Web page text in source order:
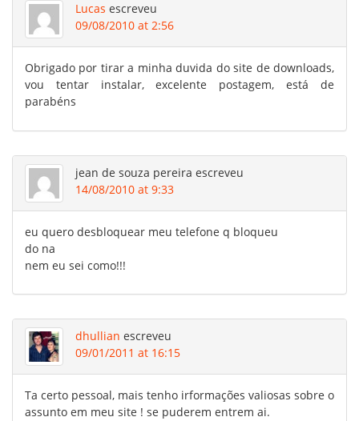
Lucas escreveu
09/08/2010 at 2:56
Obrigado por tirar a minha duvida do site de downloads,
vou tentar instalar, excelente postagem, está de
parabéns
jean de souza pereira escreveu
14/08/2010 at 9:33
eu quero desbloquear meu telefone q bloqueu
do na
nem eu sei como!!!
dhullian escreveu
09/01/2011 at 16:15
Ta certo pessoal, mais tenho irformações valiosas sobre o
assunto em meu site ! se puderem entrem ai.